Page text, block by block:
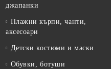
джапанки
Плажни кърпи, чанти,
аксесоари
Детски костюми и маски
Обувки, ботуши